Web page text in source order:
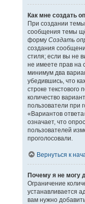
Как мне создать
При создании
сообщения темы
форму Создать
создания
стиля; если вы не
не имеете прав на
минимум два
убедившись, что
строке
количество
пользователи при
«Вариантов
означает, что
пользователей
проголосовали.
Вернуться к
Почему я не могу
Ограничение
устанавливается
вам нужно